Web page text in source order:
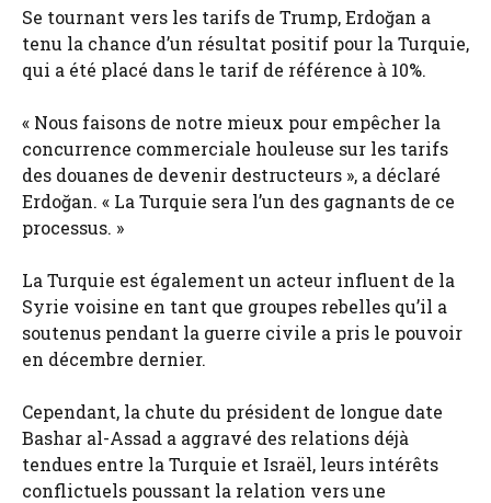
Se tournant vers les tarifs de Trump, Erdoğan a
tenu la chance d’un résultat positif pour la Turquie,
qui a été placé dans le tarif de référence à 10%.
« Nous faisons de notre mieux pour empêcher la
concurrence commerciale houleuse sur les tarifs
des douanes de devenir destructeurs », a déclaré
Erdoğan. « La Turquie sera l’un des gagnants de ce
processus. »
La Turquie est également un acteur influent de la
Syrie voisine en tant que groupes rebelles qu’il a
soutenus pendant la guerre civile a pris le pouvoir
en décembre dernier.
Cependant, la chute du président de longue date
Bashar al-Assad a aggravé des relations déjà
tendues entre la Turquie et Israël, leurs intérêts
conflictuels poussant la relation vers une